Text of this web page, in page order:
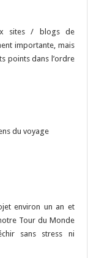
sites / blogs de
importante, mais
points dans l’ordre
du voyage
environ un an et
Tour du Monde
sans stress ni